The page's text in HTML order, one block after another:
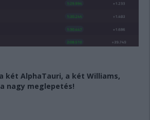
két AlphaTauri, a két Williams,
nagy meglepetés!